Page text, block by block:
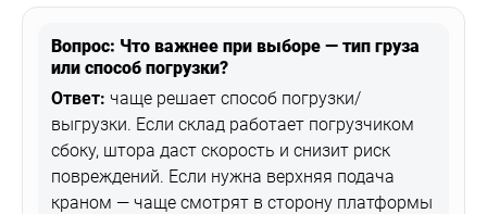
Вопрос: Что важнее при выборе — тип груза
или способ погрузки?
Ответ: чаще решает способ погрузки/
выгрузки. Если склад работает погрузчиком
сбоку, штора даст скорость и снизит риск
повреждений. Если нужна верхняя подача
краном — чаще смотрят в сторону платформы